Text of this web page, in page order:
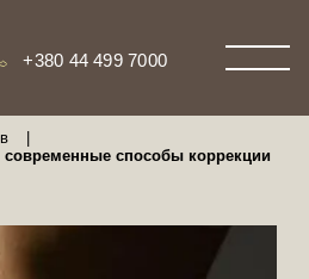
+380 44 499 7000
современные способы коррекции